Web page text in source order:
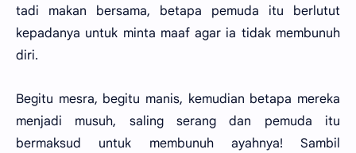
tadi makan bersama, betapa pemuda itu berlutut
kepadanya untuk minta maaf agar ia tidak membunuh
diri.
Begitu mesra, begitu manis, kemudian betapa mereka
menjadi musuh, saling serang dan pemuda itu
bermaksud untuk membunuh ayahnya! Sambil